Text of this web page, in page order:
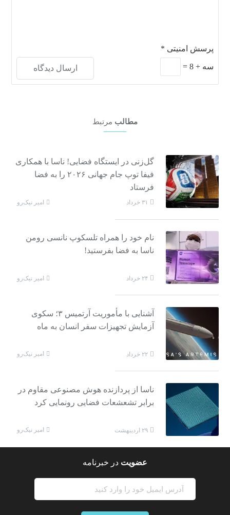
پرسش امنیتی *
سه +
8
=
مطالب مرتبط
گل‌زنی در ایستگاه فضایی! ناسا با همکاری
فیفا توپ جام جهانی ۲۰۲۶ را به فضا
فرستاد
۳۱ خرداد امیر نیک‌رو
نام خود را همراه تلسکوپ نانسی رومن
ناسا به فضا بفرستید!
۲۴ خرداد امیر نیک‌رو
آشنایی با مأموریت آرتمیس ۳؛ سکوی
آزمایش تجهیزات سفر انسان به ماه
۲۲ خرداد امیر نیک‌رو
ناسا از پردازنده هوش مصنوعی مقاوم در
برابر تشعشعات فضایی رونمایی کرد
۲۹ اردیبهشت امیر نیک‌رو
عضویت در خبرنامه